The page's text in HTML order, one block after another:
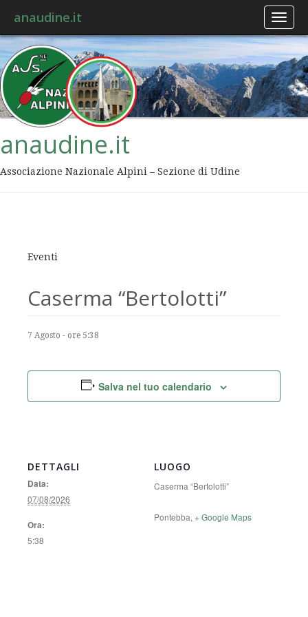
anaudine.it
anaudine.it
Associazione Nazionale Alpini – Sezione di Udine
Eventi
Caserma “Bertolotti”
7 Agosto - ore 5:38
Salva nel tuo calendario
DETTAGLI
Data:
07/08/2026
Ora:
5:38
LUOGO
Caserma “Bertolotti”
Pontebba, + Google Maps